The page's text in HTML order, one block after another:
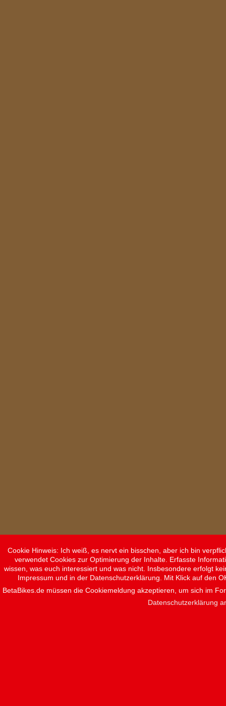
Cookie Hinweis: Ich weiß, es nervt ein bisschen, aber ich bin
verwendet Cookies zur Optimierung der Inhalte. Erfasste
wissen, was euch interessiert und was nicht. Insbesondere erfolgt
Impressum und in der Datenschutzerklärung. Mit Klick auf den
BetaBikes.de müssen die Cookiemeldung akzeptieren, um sich im
Datenschutzerklärung